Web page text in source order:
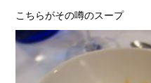
こちらがその噂のスープ